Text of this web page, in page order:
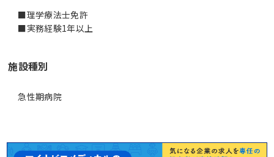
■理学療法士免許
■実務経験1年以上
施設種別
急性期病院